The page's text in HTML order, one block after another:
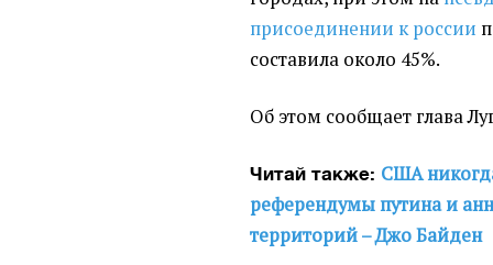
присоединении к россии
составила около 45%.
Об этом сообщает глава
Читай также: США
референдумы путина и
территорий – Джо Байден